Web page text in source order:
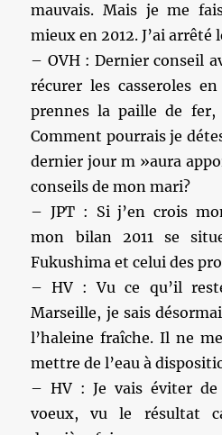
mauvais. Mais je me
mieux en 2012. J’ai arrêté
– OVH : Dernier conseil
récurer les casseroles
prennes la paille de fer,
Comment pourrais je
dernier jour m »aura
conseils de mon mari?
– JPT : Si j’en crois
mon bilan 2011 se
Fukushima et celui des
– HV : Vu ce qu’il
Marseille, je sais
l’haleine fraîche. Il ne
mettre de l’eau à
– HV : Je vais éviter de
voeux, vu le résultat